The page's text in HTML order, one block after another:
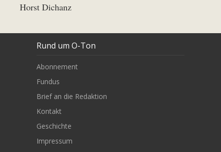
Horst Dichanz
Rund um O-Ton
Abonnement
Fundus
Brief an die Redaktion
Kontakt
Geschichte
Impressum